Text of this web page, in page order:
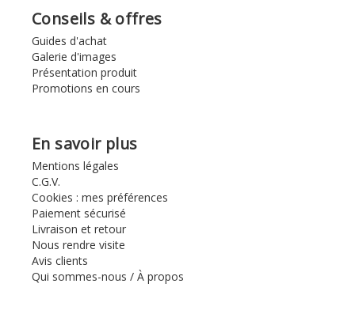
Conseils & offres
Guides d'achat
Galerie d'images
Présentation produit
Promotions en cours
En savoir plus
Mentions légales
C.G.V.
Cookies : mes préférences
Paiement sécurisé
Livraison et retour
Nous rendre visite
Avis clients
Qui sommes-nous / À propos